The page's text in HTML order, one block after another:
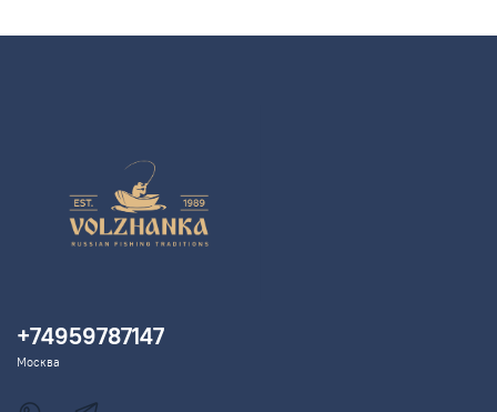
+74959787147
Москва